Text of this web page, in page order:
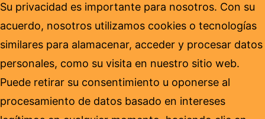
Su privacidad es importante para nosotros. Con su
acuerdo, nosotros utilizamos cookies o tecnologías
similares para alamacenar, acceder y procesar datos
personales, como su visita en nuestro sitio web.
Puede retirar su consentimiento u oponerse al
procesamiento de datos basado en intereses